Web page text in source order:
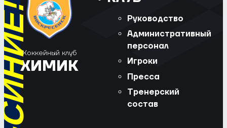
Хоккейный клуб
ХИМИК
Руководство
Административный
персонал
Игроки
Пресса
Тренерский
состав